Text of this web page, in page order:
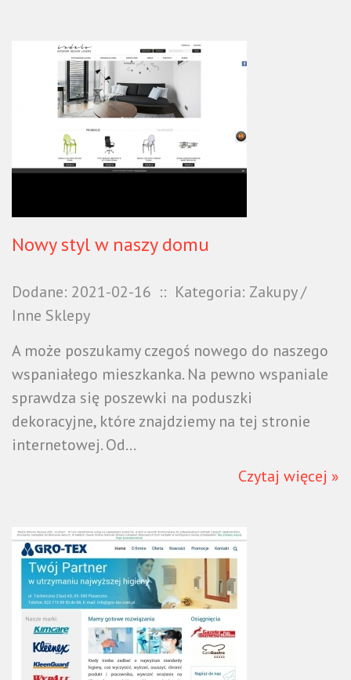
Nowy styl w naszy domu
Dodane: 2021-02-16 :: Kategoria: Zakupy /
Inne Sklepy
A może poszukamy czegoś nowego do naszego
wspaniałego mieszkanka. Na pewno wspaniale
sprawdza się poszewki na poduszki
dekoracyjne, które znajdziemy na tej stronie
internetowej. Od...
Czytaj więcej »